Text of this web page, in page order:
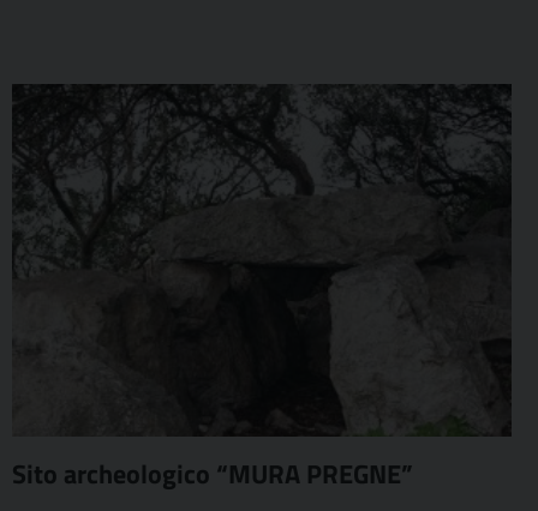
Sito archeologico “MURA PREGNE”